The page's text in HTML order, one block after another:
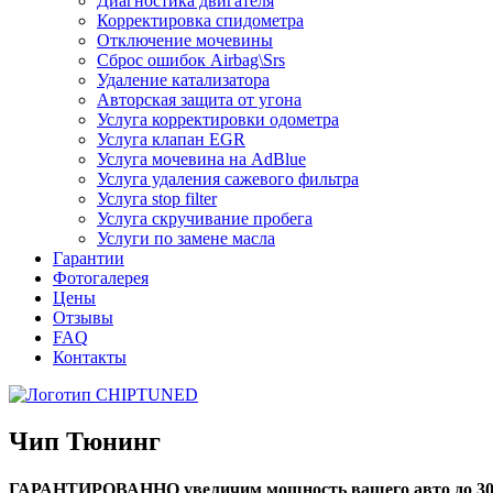
Корректировка спидометра
Отключение мочевины
Сброс ошибок Airbag\Srs
Удаление катализатора
Авторская защита от угона
Услуга корректировки одометра
Услуга клапан EGR
Услуга мочевина на AdBlue
Услуга удаления сажевого фильтра
Услуга stop filter
Услуга скручивание пробега
Услуги по замене масла
Гарантии
Фотогалерея
Цены
Отзывы
FAQ
Контакты
Чип Тюнинг